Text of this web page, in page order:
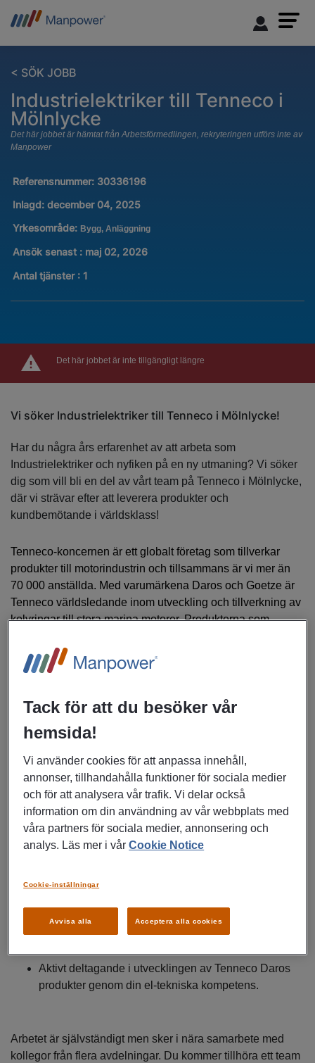
< SÖK JOBB
Industrielektriker till Tenneco i
Mölnlycke
Det här jobbet är hämtat från Arbetsförmedlingen, rekryteringen utförs inte av
Manpower
Referensnummer: 30336196
Inlagd: december 04, 2025
Yrkesområde: Bygg, Anläggning
Ansök senast : maj 02, 2026
Antal tjänster : 1
Det här jobbet är inte tillgängligt längre
Vi söker Industrielektriker till Tenneco i Mölnlycke!
Har du några års erfarenhet av att arbeta som
Industrielektriker och nyfiken på en ny utmaning? Vi söker
dig som vill bli en del av vårt team på Tenneco i Mölnlycke,
där vi strävar efter att leverera produkter och
kundbemötande i världsklass!
Tenneco-koncernen är ett globalt företag som tillverkar
produkter till motorindustrin och tillsammans är vi mer än
70 000 anställda. Med varumärkena Daros och Goetze är
Tenneco världsledande inom utveckling och tillverkning av
kolvringar till stora marina motorer. Produkterna som
container-, bulk- samt tankfartyg. Daros historia går tillbaka
till 1800-talet och företagets ledande position är sprungen
modern produktionsanläggning i Mölnlycke.
Om rollen
Som industrielektriker hos oss på Tenneco kommer du att
arbeta med varierande och utmanande arbetsuppgifter
inom elektriskt underhåll. Dina huvudsakliga
arbetsuppgifter inkluderar:
Aktivt deltagande i utvecklingen av Tenneco Daros
produkter genom din el-tekniska kompetens.
Arbetet är självständigt men sker i nära samarbete med
kollegor från flera avdelningar. Du kommer tillhöra ett team
Tack för att du besöker vår
hemsida!
Vi använder cookies för att anpassa innehåll,
annonser, tillhandahålla funktioner för sociala medier
och för att analysera vår trafik. Vi delar också
information om din användning av vår webbplats med
våra partners för sociala medier, annonsering och
analys. Läs mer i vårCookie Notice
Avvisa alla Acceptera alla cookies
Cookie-inställningar